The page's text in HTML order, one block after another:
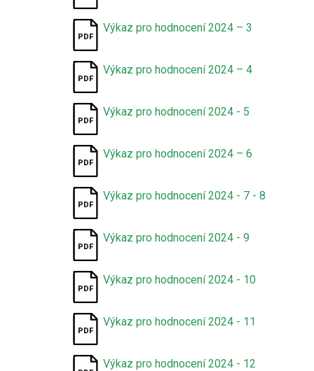
Výkaz pro hodnocení 2024 – 3
Výkaz pro hodnocení 2024 – 4
Výkaz pro hodnocení 2024 - 5
Výkaz pro hodnocení 2024 – 6
Výkaz pro hodnocení 2024 - 7 - 8
Výkaz pro hodnocení 2024 - 9
Výkaz pro hodnocení 2024 - 10
Výkaz pro hodnocení 2024 - 11
Výkaz pro hodnocení 2024 - 12